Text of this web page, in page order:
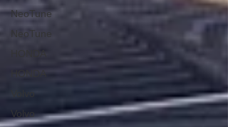
NeoTune
NeoTune
Volvo